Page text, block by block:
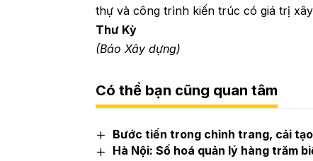
thự và công trình kiến trúc có giá trị
Thư Kỳ
(Báo Xây dựng)
Có thể bạn cũng quan tâm
Bước tiến trong chỉnh trang, cải
Hà Nội: Số hoá quản lý hàng trăm